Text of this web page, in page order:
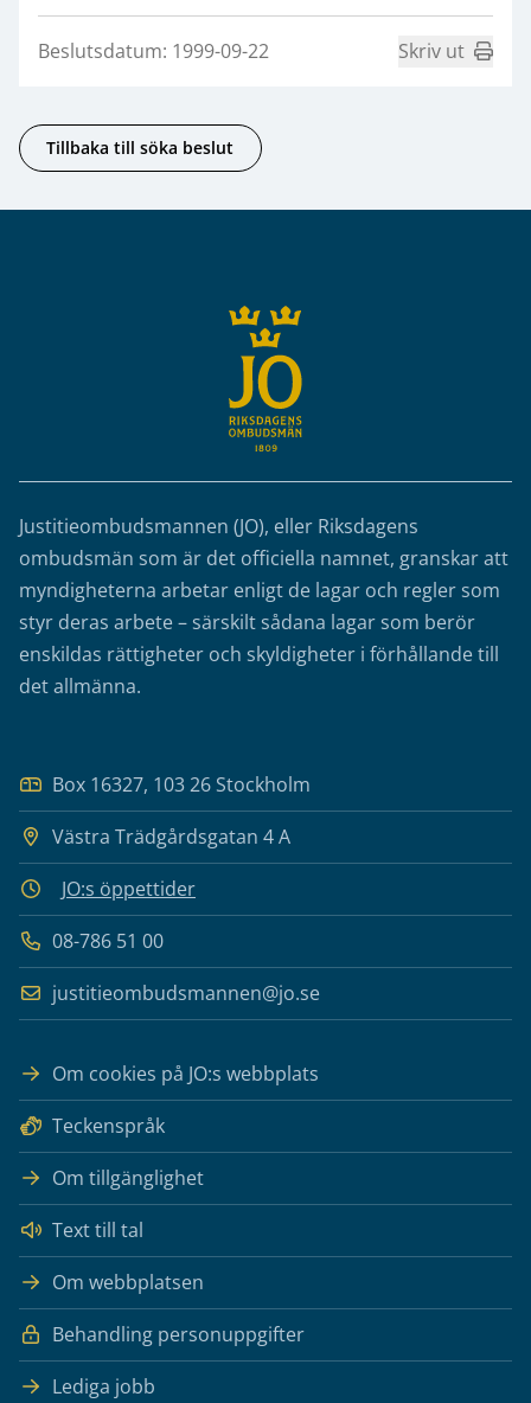
Beslutsdatum: 1999-09-22 Skriv ut
Tillbaka till söka beslut
Justitieombudsmannen (JO), eller Riksdagens
ombudsmän som är det officiella namnet, granskar att
myndigheterna arbetar enligt de lagar och regler som
styr deras arbete – särskilt sådana lagar som berör
enskildas rättigheter och skyldigheter i förhållande till
det allmänna.
Box 16327, 103 26 Stockholm
Västra Trädgårdsgatan 4 A
JO:s öppettider
08-786 51 00
justitieombudsmannen@jo.se
Om cookies på JO:s webbplats
Teckenspråk
Om tillgänglighet
Text till tal
Om webbplatsen
Behandling personuppgifter
Lediga jobb